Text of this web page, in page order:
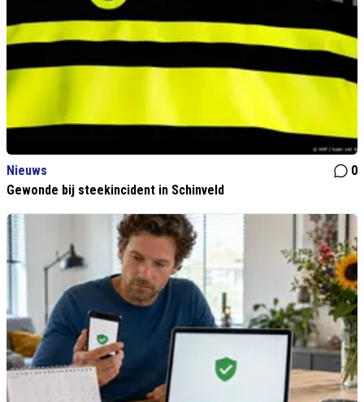
Nieuws
0
Gewonde bij steekincident in Schinveld